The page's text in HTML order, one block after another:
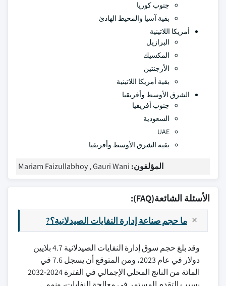
جنوب كوريا
بقية آسيا والمحيط الهادئ
أمريكا اللاتينية
البرازيل
المكسيك
الأرجنتين
بقية أمريكا اللاتينية
الشرق الأوسط وأفريقيا
جنوب أفريقيا
السعودية
UAE
بقية الشرق الأوسط وأفريقيا
المؤلفون: Mariam Faizullabhoy , Gauri Wani
الأسئلة الشائعة(FAQ):
ما حجم صناعة إدارة النفايات الصيدلانية؟?
وقد بلغ حجم سوق إدارة النفايات الصيدلانية 4.7 بلايين
دولار في عام 2023، ومن المتوقع أن يسجل 7.6 في
المائة من الناتج المحلي الإجمالي في الفترة 2024-2032